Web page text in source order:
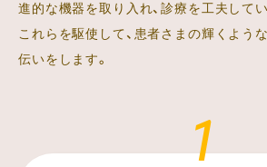
進的な機器を取り入れ、診療を工夫してい
これらを駆使して、患者さまの輝くよう
伝いをします。